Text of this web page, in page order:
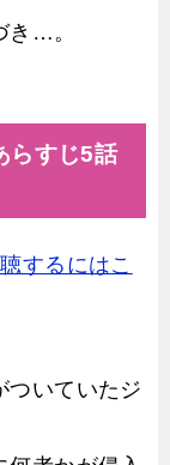
き…。
らすじ5話
するにはこ
ついていたジ